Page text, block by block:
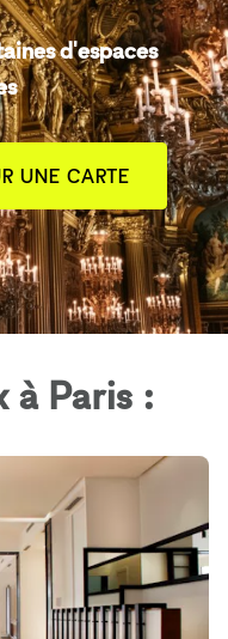
d'espaces
UNE CARTE
à Paris :